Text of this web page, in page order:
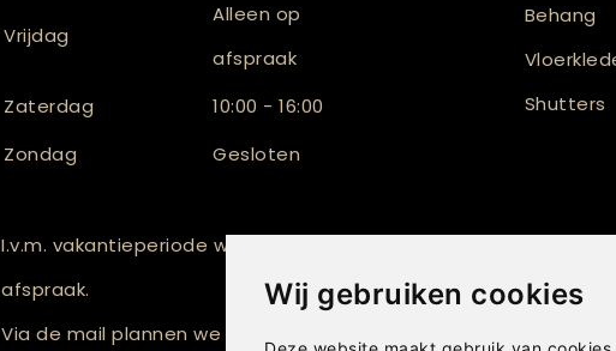
Wij gebruiken cookies
Vrijdag
Alleen op
afspraak
Zaterdag
10:00 - 16:00
Zondag
Gesloten
I.v.m. vakantieperiode werken we tijdelijk alleen op
afspraak.
Via de mail plannen we graag een passend moment
Behang
Shutters